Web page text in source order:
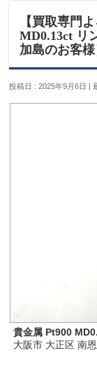
【買取専門
MD0.13ct リ
加島のお客様
投稿日 : 2025年9月6日
貴金属 Pt900
大阪市 大正区 南